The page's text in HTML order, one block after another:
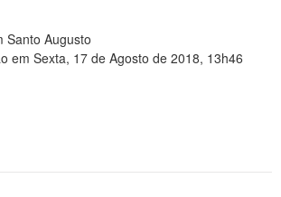
Santo Augusto
em Sexta, 17 de Agosto de 2018, 13h46